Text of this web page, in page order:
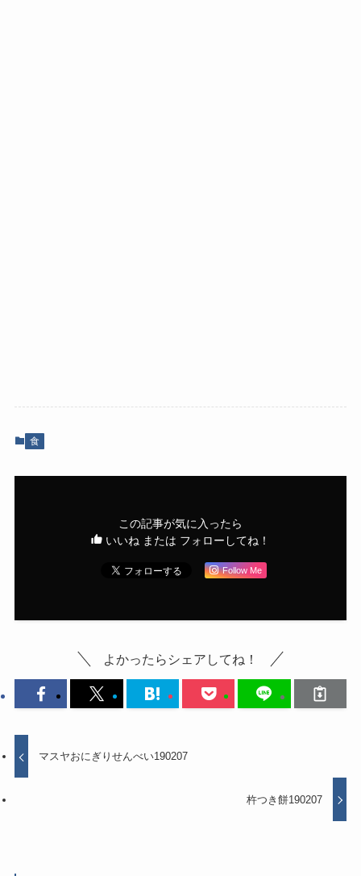
食
この記事が気に入ったら
いいね または フォローしてね！
Follow Me
よかったらシェアしてね！
マスヤおにぎりせんべい190207
杵つき餅190207